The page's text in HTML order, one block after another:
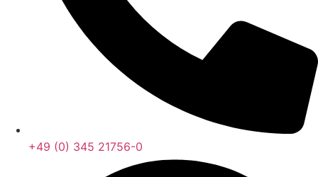
+49 (0) 345 21756-0